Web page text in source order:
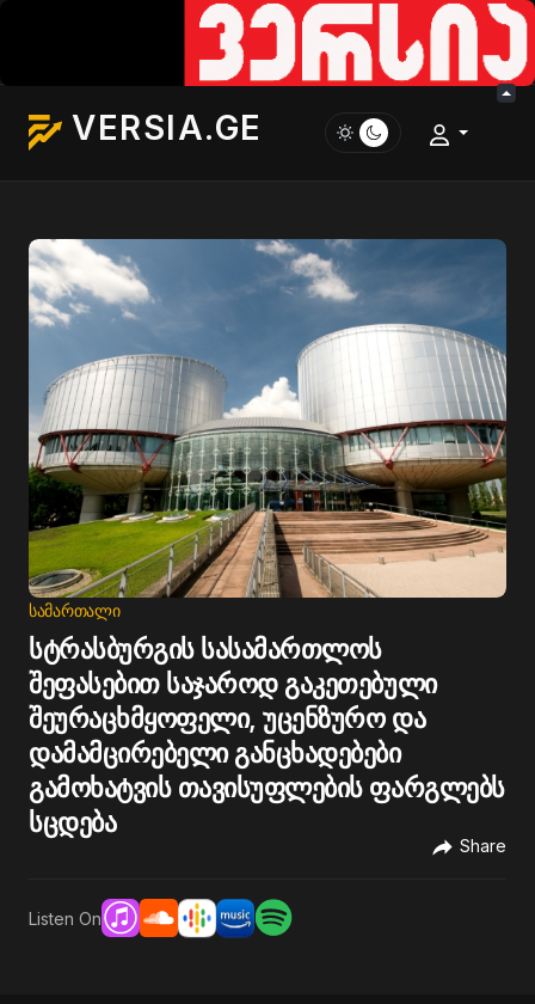
VERSIA.GE
ᲡᲐᲛᲐᲠᲗᲐᲚᲘ
სტრასბურგის სასამართლოს
შეფასებით საჯაროდ გაკეთებული
შეურაცხმყოფელი, უცენზურო და
დამამცირებელი განცხადებები
გამოხატვის თავისუფლების ფარგლებს
სცდება
Share
Listen On